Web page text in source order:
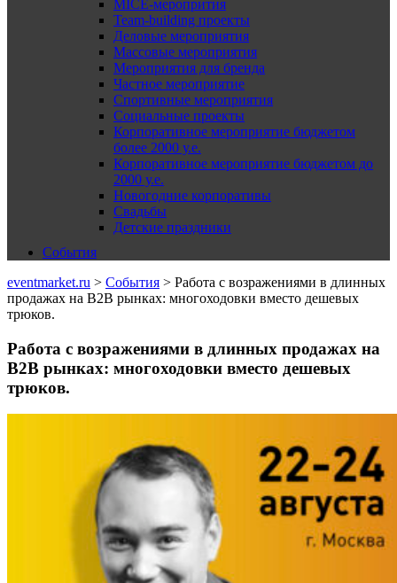
MICE-меропрития
Team-building проекты
Деловые мероприятия
Массовые мероприятия
Мероприятия для бренда
Частное мероприятие
Спортивные мероприятия
Социальные проекты
Корпоративное мероприятие бюджетом
более 2000 у.е.
Корпоративное мероприятие бюджетом до
2000 у.е.
Новогодние корпоративы
Свадьбы
Детские праздники
События
eventmarket.ru > События > Работа с возражениями в длинных
продажах на В2В рынках: многоходовки вместо дешевых
трюков.
Работа с возражениями в длинных продажах на
В2В рынках: многоходовки вместо дешевых
трюков.